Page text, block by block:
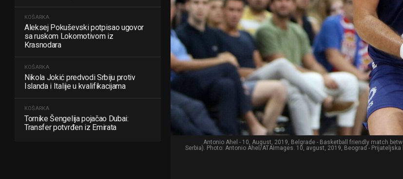
KOŠARKA
Aleksej Pokuševski potpisao ugovor
sa ruskom Lokomotivom iz
Krasnodara
KOŠARKA
Nikola Jokić predvodi Srbiju protiv
Islanda i Italije u kvalifikacijama
KOŠARKA
Tornike Šengelija pojačao Dubai:
Transfer potvrđen iz Emirata
Antonio Ahel - 10, August, 2019, Belgrade - Basketball friendly match
Serbia). Photo: Antonio Ahel/ATAImages. 10, avgust, 2019, Beograd -